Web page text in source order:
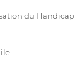
du Handicap